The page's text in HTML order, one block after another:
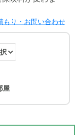
もり・お問い合わせ
屋